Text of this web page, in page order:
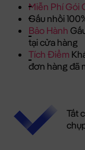
Miễn Phí Gói
Gấu nhồi
Bảo Hành
tại cửa hàng
Tích Điểm
đơn hàng đã
Tất